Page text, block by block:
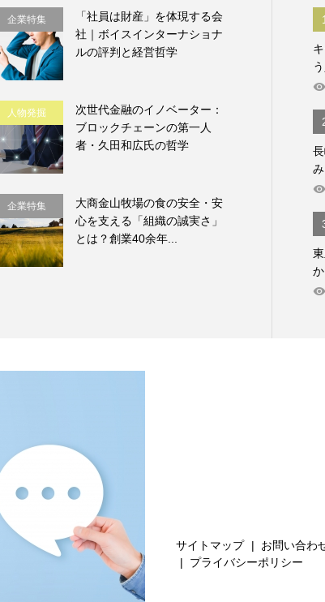
企業特集
「社員は財産」を体現する会
社｜ボイスインターナショナ
ルの評判と経営哲学
人物発掘
次世代金融のイノベーター：
ブロックチェーンの第一人
者・久田和広氏の哲学
企業特集
大商金山牧場の食の安全・安
心を支える「組織の誠実さ」
とは？創業40余年...
1
サイトマップ お問い合わ
プライバシーポリシー